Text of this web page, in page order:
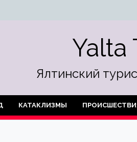
Yalta
Ялтинский
КАТАКЛИЗМЫ